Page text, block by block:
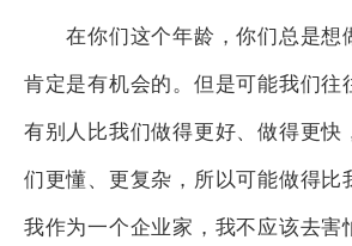
在你们这个年龄，你们总是想
肯定是有机会的。但是可能我们往
有别人比我们做得更好、做得更快
们更懂、更复杂，所以可能做得比
我作为一个企业家，我不应该去害